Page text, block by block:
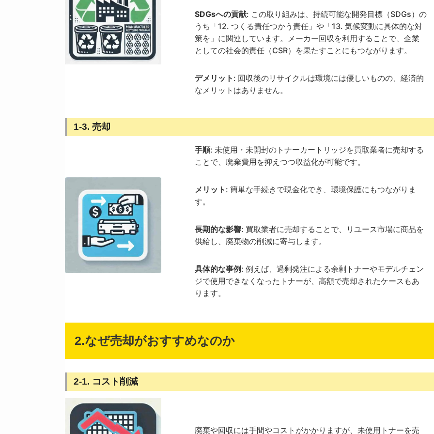
SDGsへの貢献: この取り組みは、持続可能な開発目標（SDGs）の
うち「12. つくる責任つかう責任」や「13. 気候変動に具体的な対
策を」に関連しています。メーカー回収を利用することで、企業
としての社会的責任（CSR）を果たすことにもつながります。
デメリット : 回収後のリサイクルは環境には優しいものの、経済的
なメリットはありません。
1-3. 売却
手順: 未使用・未開封のトナーカートリッジを買取業者に売却する
ことで、廃棄費用を抑えつつ収益化が可能です。
メリット : 簡単な手続きで現金化でき、環境保護にもつながりま
す。
長期的な影響: 買取業者に売却することで、リユース市場に商品を
供給し、廃棄物の削減に寄与します。
具体的な事例: 例えば、過剰発注による余剰トナーやモデルチェン
ジで使用できなくなったトナーが、高額で売却されたケースもあ
ります。
2.なぜ売却がおすすめなのか
2-1. コスト削減
廃棄や回収には手間やコストがかかりますが、未使用トナーを売